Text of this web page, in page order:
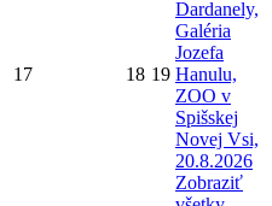
17 18 19
Dardanely,
Galéria
Jozefa
Hanulu,
ZOO v
Spišskej
Novej Vsi,
20.8.2026
Zobraziť